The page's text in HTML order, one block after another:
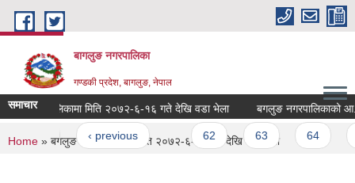
Skip to main content
बागलुङ नगरपालिका
गण्डकी प्रदेश, बागलुङ, नेपाल
समाचार
नगरपालिकामा मिति २०७२-६-१६ गते देखि वडा भेला बगलुङ नगरपालिकाको
« first ‹ previous … 62 63
You are here
Home » बगलुङ नगरपालिकामा मिति २०७२-६-१६ गते देखि वडा भेला